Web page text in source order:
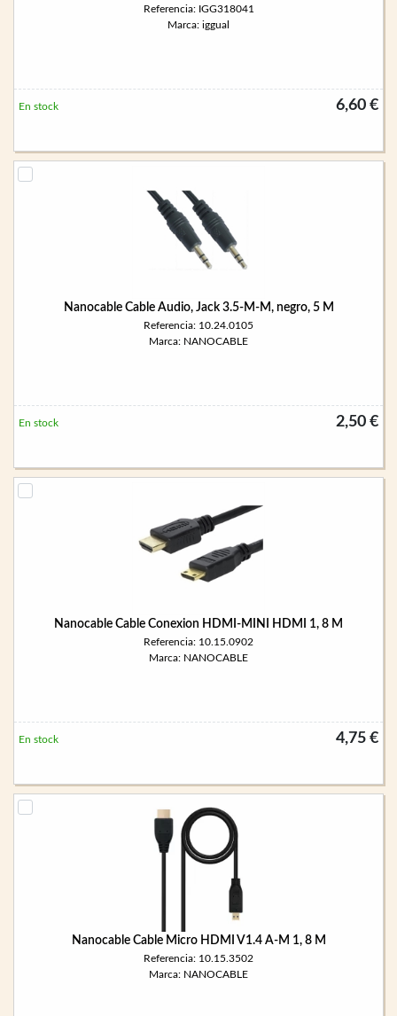
Referencia: IGG318041
Marca: iggual
6,60 €
En stock
Nanocable Cable Audio, Jack 3.5-M-M, negro, 5 M
Referencia: 10.24.0105
Marca: NANOCABLE
2,50 €
En stock
Nanocable Cable Conexion HDMI-MINI HDMI 1, 8 M
Referencia: 10.15.0902
Marca: NANOCABLE
4,75 €
En stock
Nanocable Cable Micro HDMI V1.4 A-M 1, 8 M
Referencia: 10.15.3502
Marca: NANOCABLE